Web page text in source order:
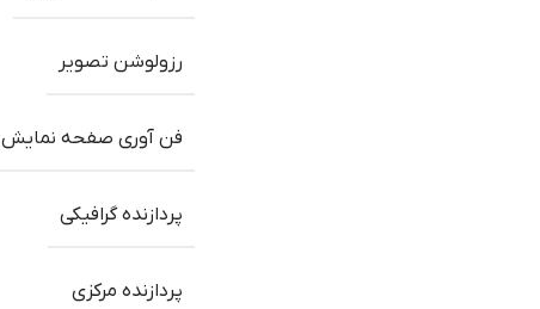
رزولوشن تصویر
فن آوری صفحه نمایش
پردازنده گرافیکی
پردازنده مرکزی